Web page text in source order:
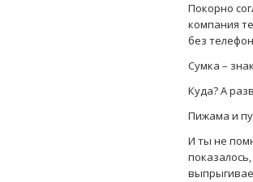
Покорно
компания
без
Сумка –
Куда? А
Пижама и
И ты не